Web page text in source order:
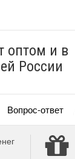
оптом и в
России
Вопрос-ответ